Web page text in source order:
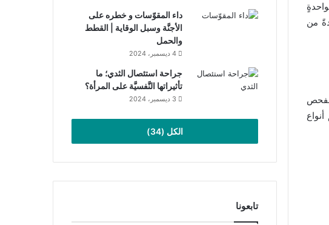
من
داء المقوّسات و خطره على
الأجنَّة وسبل الوقاية | القطط
والحمل
4 ديسمبر، 2024
جراحة استئصال الثدي؛ ما
تأثيراتها النَّفسيَّة على المرأة؟
3 ديسمبر، 2024
الكل (34)
تابعونا